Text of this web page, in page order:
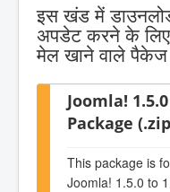
इस खंड में
अपडेट करने के
मेल खाने वाले
Joomla!
Package
This package is
Joomla! 1.5.0 to